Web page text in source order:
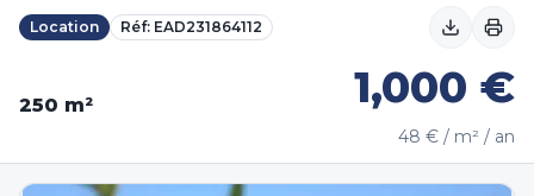
Location Réf: EAD231864112
250 m² 1,000 €
48 € / m² / an